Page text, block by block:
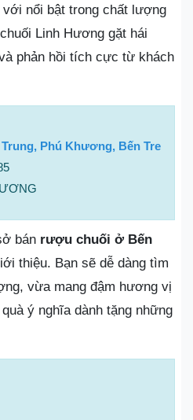
nổi bật trong chất lượng
Linh Hương gặt hái
phản hồi tích cực từ khách
Trung, Phú Khương, Bến Tre
bán rượu chuối ở Bến
thiệu. Bạn sẽ dễ dàng tìm
vừa mang đậm hương vị
ý nghĩa dành tặng những